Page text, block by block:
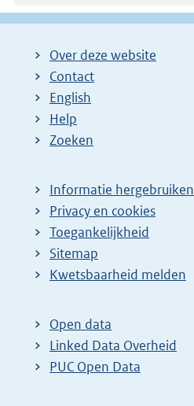
Over deze website
Contact
English
Help
Zoeken
Informatie hergebruiken
Privacy en cookies
Toegankelijkheid
Sitemap
E
t
e
r
Kwetsbaarheid melden
Open data
Linked Data Overheid
PUC Open Data